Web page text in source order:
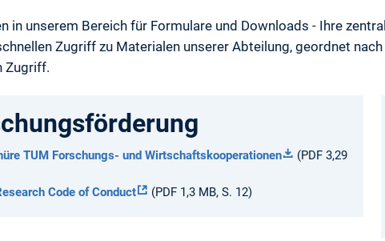
in unserem Bereich für Formulare und Downloads - Ihre
Zugriff zu Materialen unserer Abteilung, geordnet
Zugriff.
TUM Forschungs- und Wirt­schafts­­ko­opera­tionen
(PDF 3,29
Code of Conduct
(PDF 1,3 MB, S. 12)